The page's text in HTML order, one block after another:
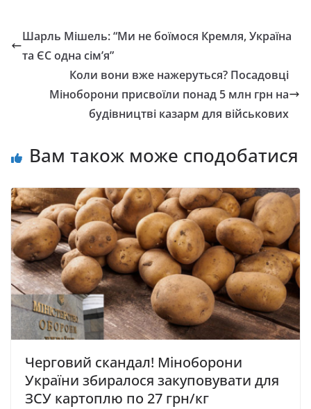
Шарль Мішель: “Ми не боїмося Кремля, Україна
та ЄС одна сім’я”
Коли вони вже нажеруться? Посадовці
Міноборони присвоїли понад 5 млн грн на
будівництві казарм для військових
Вам також може сподобатися
Черговий скандал! Міноборони
України збиралося закуповувати для
ЗСУ картоплю по 27 грн/кг